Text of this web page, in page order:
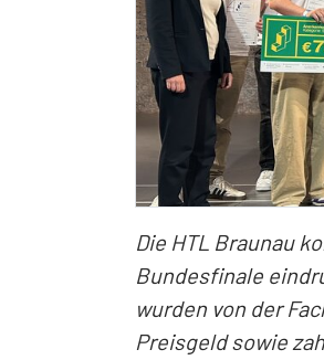
Die HTL Braunau
Bundesfinale
wurden von der
Preisgeld sowie